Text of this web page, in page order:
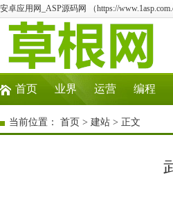
安卓应用网_ASP源码网 （https://
首页 业界 运营 编程
当前位置： 首页 > 建站 > 正文